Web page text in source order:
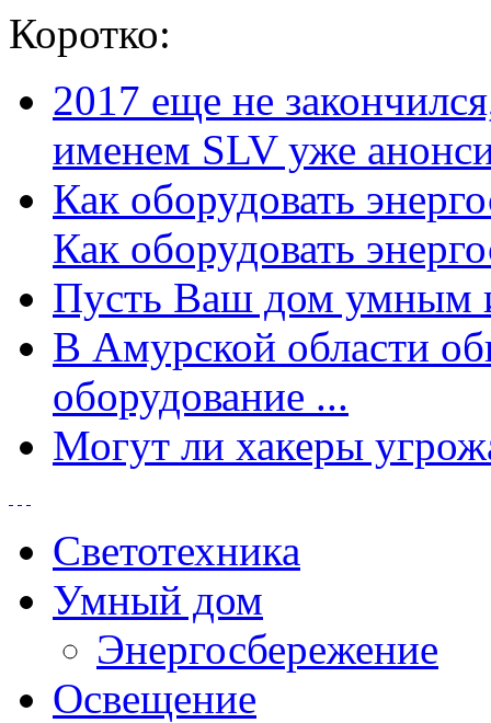
Коротко:
2017 еще не
именем SLV уже
Как оборудовать
Как оборудовать
Пусть Ваш дом умным
В Амурской области
оборудование ...
Могут ли хакеры
Светотехника
Умный дом
Энергосбережение
Освещение